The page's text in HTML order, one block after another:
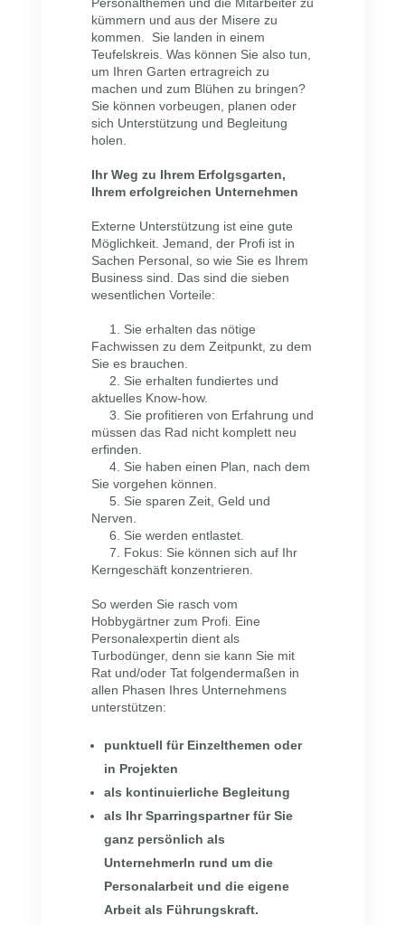
kümmern und aus der Misere zu
kommen. Sie landen in einem
Teufelskreis. Was können Sie also tun,
um Ihren Garten ertragreich zu
machen und zum Blühen zu bringen?
Sie können vorbeugen, planen oder
sich Unterstützung und Begleitung
holen.
Ihr Weg zu Ihrem Erfolgsgarten,
Ihrem erfolgreichen Unternehmen
Externe Unterstützung ist eine gute
Möglichkeit. Jemand, der Profi ist in
Sachen Personal, so wie Sie es Ihrem
Business sind. Das sind die sieben
wesentlichen Vorteile:
1. Sie erhalten das nötige
Fachwissen zu dem Zeitpunkt, zu dem
Sie es brauchen.
2. Sie erhalten fundiertes und
aktuelles Know-how.
3. Sie profitieren von Erfahrung und
müssen das Rad nicht komplett neu
erfinden.
4. Sie haben einen Plan, nach dem
Sie vorgehen können.
5. Sie sparen Zeit, Geld und
Nerven.
6. Sie werden entlastet.
7. Fokus: Sie können sich auf Ihr
Kerngeschäft konzentrieren.
So werden Sie rasch vom
Hobbygärtner zum Profi. Eine
Personalexpertin dient als
Turbodünger, denn sie kann Sie mit
Rat und/oder Tat folgendermaßen in
allen Phasen Ihres Unternehmens
unterstützen:
punktuell für Einzelthemen oder
in Projekten
als kontinuierliche Begleitung
als Ihr Sparringspartner für Sie
ganz persönlich als
UnternehmerIn rund um die
Personalarbeit und die eigene
Arbeit als Führungskraft.